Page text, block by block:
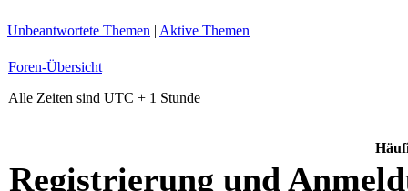
Unbeantwortete Themen | Aktive Themen
Foren-Übersicht
Alle Zeiten sind UTC + 1 Stunde
Registrierung und